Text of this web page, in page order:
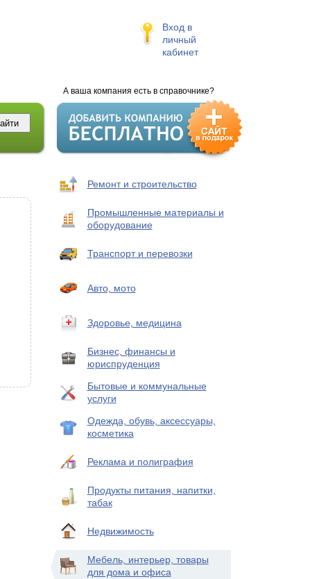
Вход в
личный
кабинет
А ваша компания есть в справочнике?
Ремонт и строительство
Промышленные материалы и
оборудование
Транспорт и перевозки
Авто, мото
Здоровье, медицина
Бизнес, финансы и
юриспруденция
Бытовые и коммунальные
услуги
Одежда, обувь, аксессуары,
косметика
Реклама и полиграфия
Продукты питания, напитки,
табак
Недвижимость
Мебель, интерьер, товары
для дома и офиса